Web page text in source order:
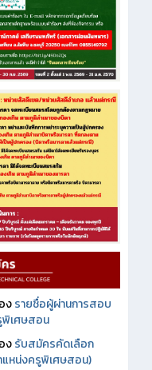
งรายชื่อผู้ผ่านการสอบ
พิเศษสอน
งรับสมัครคัดเลือก
แหน่งครูพิเศษสอน)